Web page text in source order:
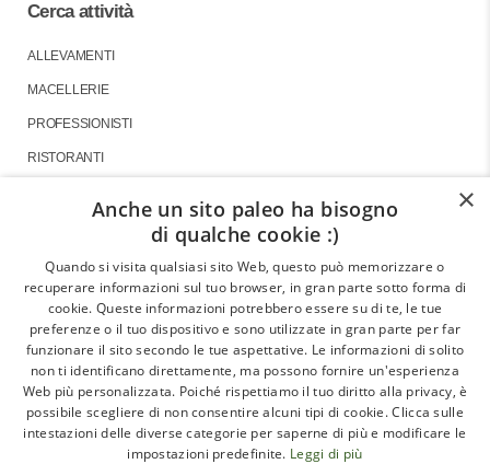
Cerca attività
ALLEVAMENTI
MACELLERIE
PROFESSIONISTI
RISTORANTI
GLI ARTICOLI
LE INTERVISTE
CHI SIAMO
CONTATTI
×
Anche un sito paleo ha bisogno
di qualche cookie :)
Quando si visita qualsiasi sito Web, questo può memorizzare o
recuperare informazioni sul tuo browser, in gran parte sotto forma di
cookie. Queste informazioni potrebbero essere su di te, le tue
preferenze o il tuo dispositivo e sono utilizzate in gran parte per far
funzionare il sito secondo le tue aspettative. Le informazioni di solito
non ti identificano direttamente, ma possono fornire un'esperienza
Web più personalizzata. Poiché rispettiamo il tuo diritto alla privacy, è
possibile scegliere di non consentire alcuni tipi di cookie. Clicca sulle
intestazioni delle diverse categorie per saperne di più e modificare le
impostazioni predefinite. Leggi di più